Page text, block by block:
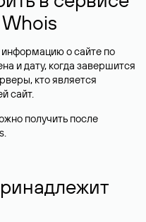
о сайте по
и дату, когда завершится
кто является
сайт.
получить после